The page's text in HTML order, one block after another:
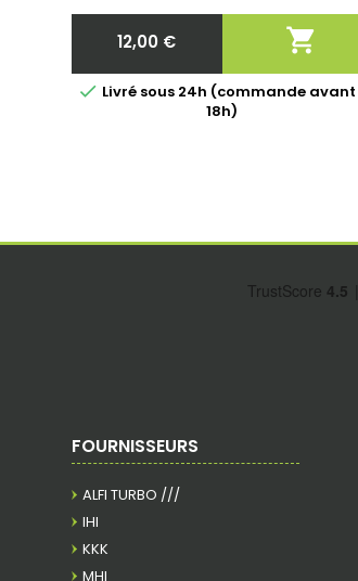
Prix
12,00 € 
 Livré sous 24h (commande avant
18h)
FOURNISSEURS
ALFI TURBO ///
IHI
KKK
MHI